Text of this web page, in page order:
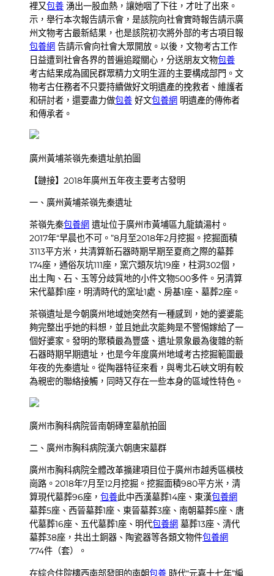
裡又包養 湧出一股血熱，讓她咽了下往，才吐了出來。
示，舉行本次報告請示會，是該院向社會實時報告請示廣
州文物考古最新結果，也是該院初次將外部的考古項目報
包養網 告請示會向社會大眾開放。以後，文物考古工作
日益遭到社會各界的普遍追蹤關心，分送朋友文物包養
考古結果成為國民群眾精力文明生涯的主要構成部門。文
物考古任務者不只要持續做好文明遺產的挽救者、維護者
和研討者，還要盡力做包養 好文包養網 明遺產的傳佈者
和傳承者。
廣州黃埔茶嶺先秦遺址航拍圖
【鏈接】2018年廣州五年夜主要考古發明
一、廣州黃埔茶嶺先秦遺址
茶嶺先秦包養網 遺址位于廣州市黃埔區九龍鎮湯村。
2017年“早晨也不可。”8月至2018年2月挖掘。挖掘面積
3113平方米，共清算新石器時期早期至夏商之際的墓葬
174座，通俗灰坑111座，窯穴類灰坑19座，柱洞302個，
出土陶、石、玉等分歧質地的小件文物500多件。另清算
宋代墓葬1座，明清時代的窯址1處、房基1座、墓葬2座。
茶嶺遺址是今朝廣州地域她突然有一種感到，她的婆婆能
夠完整出乎她的料想，並且她此次能夠是不警惕嫁給了一
個好婆家。發明的聚積最為豐盛、遺址景象最為復雜的新
石器時期早期遺址，也是今年度廣州地域考古挖掘範圍最
年夜的先秦遺址。從陶器特征來看，與粵北石峽文明有較
為親密的聯絡接觸，同時又存在一些本身的區域性特色。
廣州市胸科病院晉南朝磚室墓航拍圖
二、廣州市胸科病院漢六朝唐宋墓群
廣州市胸科病院全體改革擴建項目位于廣州市越秀區橫枝
崗路。2018年7月至12月挖掘。挖掘面積980平方米，清
算現代墓葬96座， 包養此中西漢墓葬14座、東漢包養網
墓葬5座、西晉墓葬1座、東晉墓葬3座、南朝墓葬5座、唐
代墓葬16座、五代墓葬1座、明代包養網 墓葬13座、清代
墓葬38座，共出土銅器、陶瓷器等各類文物件包養網
774件（套）。
在綜合住院樓西南部發明的南朝包養 時代“元嘉十七年”編